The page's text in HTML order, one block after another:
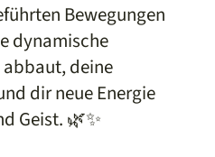
Bewegungen
dynamische
abbaut, deine
dir neue Energie
Geist. 🌿✨